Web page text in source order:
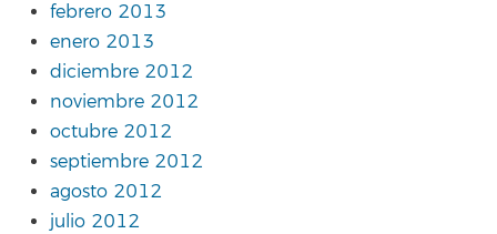
febrero 2013
enero 2013
diciembre 2012
noviembre 2012
octubre 2012
septiembre 2012
agosto 2012
julio 2012